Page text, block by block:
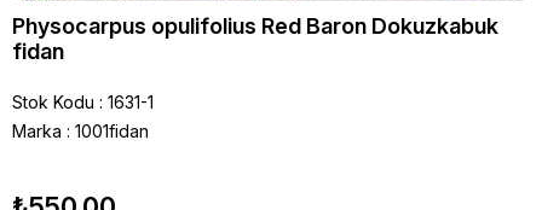
Physocarpus opulifolius Red Baron Dokuzkabuk
fidan
Stok Kodu
1631-1
Marka : 1001fidan